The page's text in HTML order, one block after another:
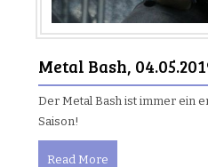
Metal Bash,
Der Metal Bash ist immer ein
Saison!
Read More